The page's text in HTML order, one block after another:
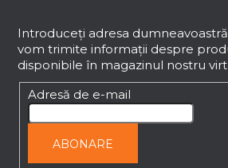
Introduceţi adresa
vom trimite informaţii despre
disponibile în magazinul nostru
Adresă de e-mail
ABONARE